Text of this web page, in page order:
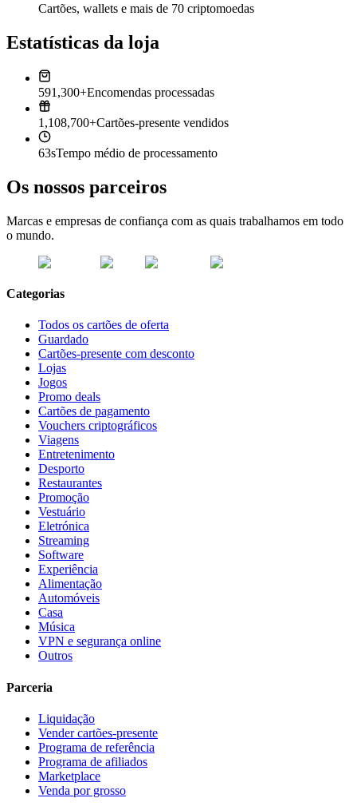
Cartões, wallets e mais de 70 criptomoedas
Estatísticas da loja
591,300+Encomendas processadas
1,108,700+Cartões-presente vendidos
63sTempo médio de processamento
Os nossos parceiros
Marcas e empresas de confiança com as quais trabalhamos em todo
o mundo.
Categorias
Todos os cartões de oferta
Guardado
Cartões-presente com desconto
Lojas
Jogos
Promo deals
Cartões de pagamento
Vouchers criptográficos
Viagens
Entretenimento
Desporto
Restaurantes
Promoção
Vestuário
Eletrónica
Streaming
Software
Experiência
Alimentação
Automóveis
Casa
Música
VPN e segurança online
Outros
Parceria
Liquidação
Vender cartões-presente
Programa de referência
Programa de afiliados
Marketplace
Venda por grosso